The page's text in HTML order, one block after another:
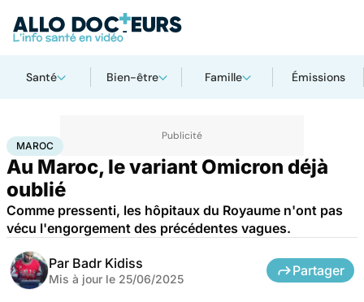
Santé Bien-être Famille Émissions
AccueilSanté Maladies infectieuses
MAROC
Au Maroc, le variant Omicron déjà
oublié
Comme pressenti, les hôpitaux du Royaume n'ont pas
vécu l'engorgement des précédentes vagues.
Par Badr Kidiss
Mis à jour le 25/06/2025
Partager